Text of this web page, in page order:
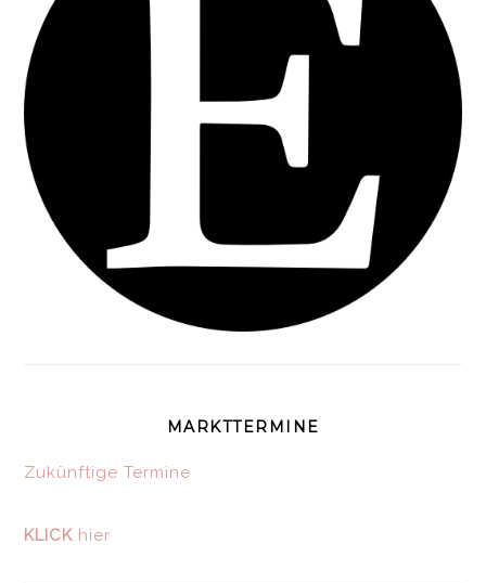
MARKTTERMINE
Zukünftige Termine
KLICK hier